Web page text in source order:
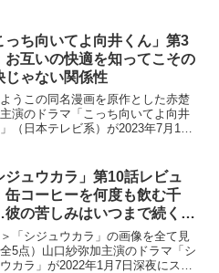
てドラマ化。2022年4月12日放送ス
し...
っち向いてよ向井くん」第3
お互いの快適を知ってこその
じゃない関係性
うこの同名漫画を原作とした赤楚
演のドラマ「こっち向いてよ向井
（日本テレビ系）が2023年7月12
仕事もできるのに10年間彼女がいな
代の男性...
ジュウカラ」第10話レビュ
缶コーヒーを何度も飲む千
の苦しみはいつまで続くの
※ストーリーネタバレあり）
「シジュウカラ」の画像を全て見
5点）山口紗弥加主演のドラマ「シ
カラ」が2022年1月7日深夜にスタ